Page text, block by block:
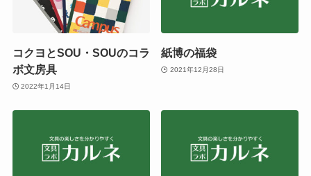
コクヨとSOU・SOUのコラ
ボ文房具
2022年1月14日
紙博の福袋
2021年12月28日